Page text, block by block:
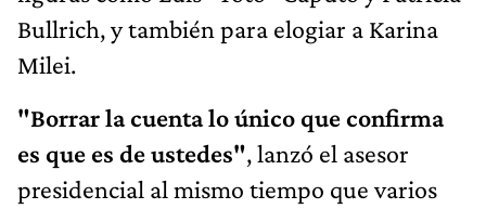
Bullrich, y también para elogiar a Karina
Milei.
"Borrar la cuenta lo único que confirma
es que es de ustedes", lanzó el asesor
presidencial al mismo tiempo que varios